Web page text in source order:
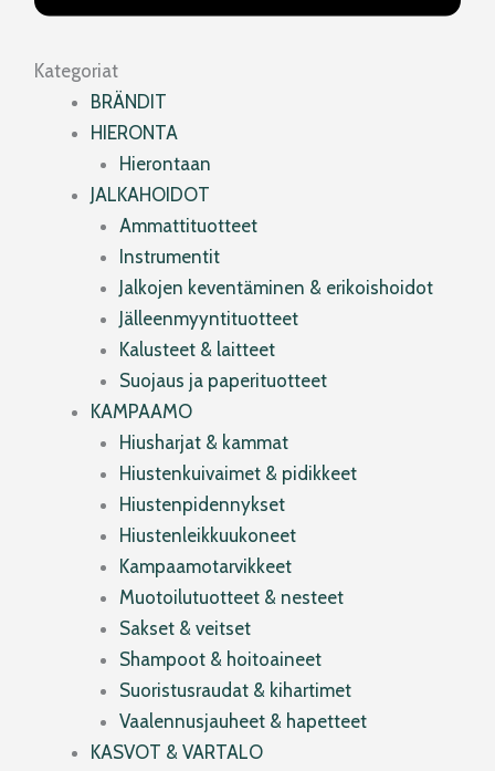
Kategoriat
BRÄNDIT
HIERONTA
Hierontaan
JALKAHOIDOT
Ammattituotteet
Instrumentit
Jalkojen keventäminen & erikoishoidot
Jälleenmyyntituotteet
Kalusteet & laitteet
Suojaus ja paperituotteet
KAMPAAMO
Hiusharjat & kammat
Hiustenkuivaimet & pidikkeet
Hiustenpidennykset
Hiustenleikkuukoneet
Kampaamotarvikkeet
Muotoilutuotteet & nesteet
Sakset & veitset
Shampoot & hoitoaineet
Suoristusraudat & kihartimet
Vaalennusjauheet & hapetteet
KASVOT & VARTALO